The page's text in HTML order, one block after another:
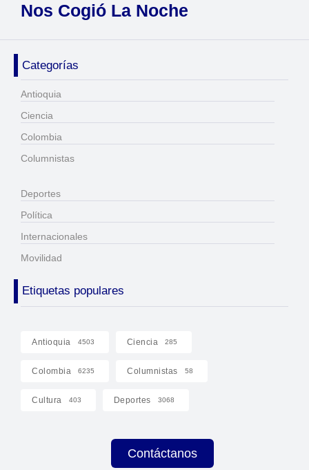
Nos Cogió La Noche
Categorías
Antioquia
Ciencia
Colombia
Columnistas
Deportes
Política
Internacionales
Movilidad
Etiquetas populares
Antioquia 4503 Ciencia 285
Colombia 6235 Columnistas 58
Cultura 403 Deportes 3068
Contáctanos